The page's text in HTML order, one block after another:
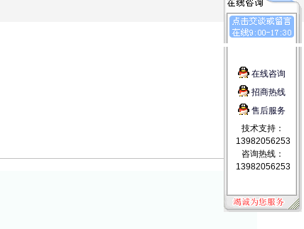
在线咨询
招商热线
售后服务
技术支持：
13982056253
咨询热线：
13982056253